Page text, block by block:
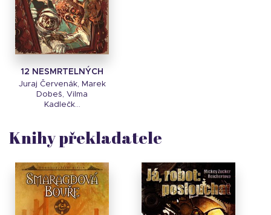
12 NESMRTELNÝCH
Juraj Červenák, Marek
Dobeš, Vilma
Kadlečk...
Knihy překladatele